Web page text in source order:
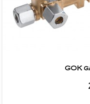
GOK